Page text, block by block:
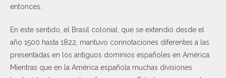
entonces.
En este sentido, el Brasil colonial, que se extendió desde el
año 1500 hasta 1822, mantuvo connotaciones diferentes a las
presentadas en los antiguos dominios españoles en América.
Mientras que en la América española muchas divisiones